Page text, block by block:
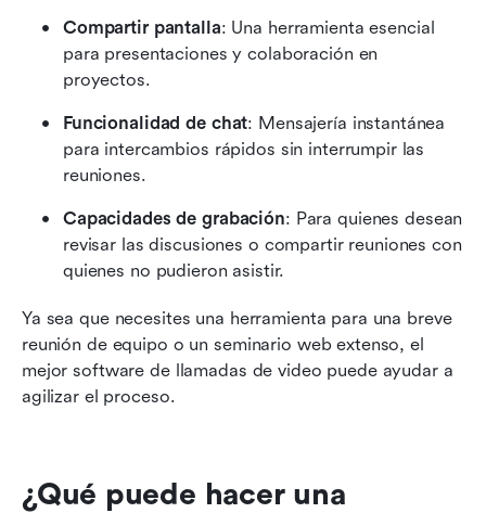
Compartir pantalla: Una herramienta esencial
para presentaciones y colaboración en
proyectos.
Funcionalidad de chat: Mensajería instantánea
para intercambios rápidos sin interrumpir las
reuniones.
Capacidades de grabación: Para quienes desean
revisar las discusiones o compartir reuniones con
quienes no pudieron asistir.
Ya sea que necesites una herramienta para una breve
reunión de equipo o un seminario web extenso, el
mejor software de llamadas de video puede ayudar a
agilizar el proceso.
¿Qué puede hacer una